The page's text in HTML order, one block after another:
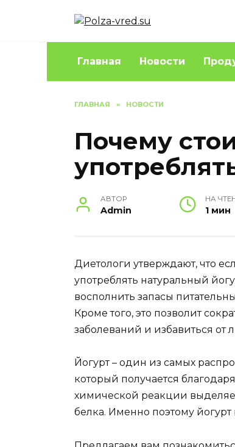
Главная Новости
ГЛАВНАЯ » НОВОСТИ
Почему
АВТОР
Admin
НА
1 мин
Диетологи утверждают, что
употреблять натуральный
восполнить запасы
Кроме того, это позволит
заболеваний и избавиться от
Йогурт – один из самых
который получается
химической реакции
белка. Именно поэтому